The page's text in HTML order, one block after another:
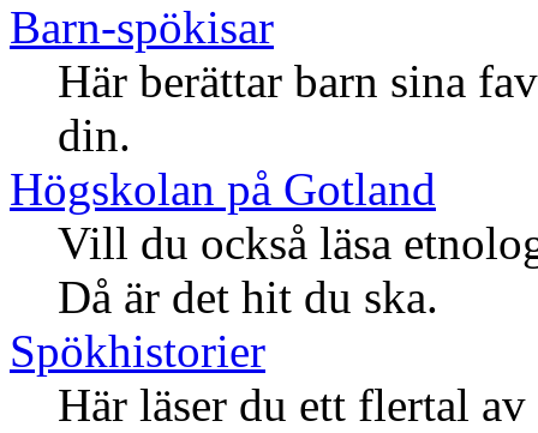
Barn-spökisar
Här berättar barn sina
din.
Högskolan på Gotland
Vill du också läsa
Då är det hit du ska.
Spökhistorier
Här läser du ett flertal